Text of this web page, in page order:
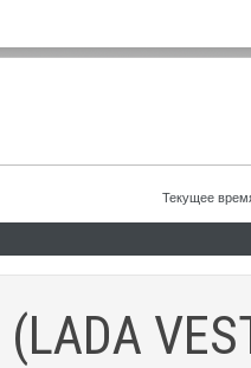
Текущее